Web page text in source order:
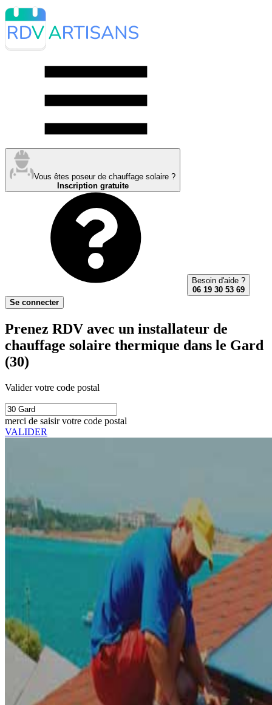
Vous êtes poseur de chauffage solaire ?
Inscription gratuite
Besoin d'aide ?
06 19 30 53 69
Se connecter
Prenez RDV avec un installateur de
chauffage solaire thermique dans le Gard
(30)
Valider votre code postal
merci de saisir votre code postal
VALIDER